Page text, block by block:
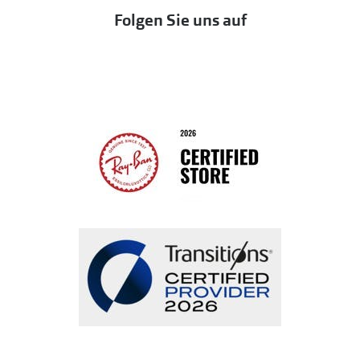
Folgen Sie uns auf